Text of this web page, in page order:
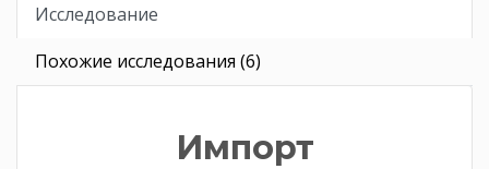
Исследование
Похожие исследования (6)
Импорт